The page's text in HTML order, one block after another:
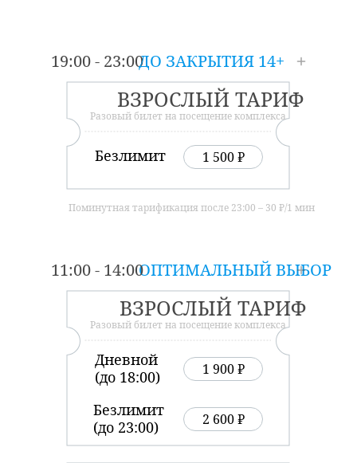
19:00 - 23:00ДО ЗАКРЫТИЯ 14+
1 500 ₽
ВЗРОСЛЫЙ ТАРИФ
Разовый билет на посещение комплекса
Безлимит
Поминутная тарификация после 23:00 – 30 ₽/1 мин
ОПТИМАЛЬНЫЙ ВЫБОР
11:00 - 14:00
2 600 ₽
1 900 ₽
ВЗРОСЛЫЙ ТАРИФ
Безлимит
(до 23:00)
Разовый билет на посещение комплекса
Дневной
(до 18:00)